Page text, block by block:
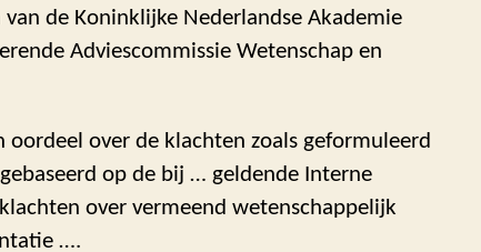
de Koninklijke Nederlandse Akademie
Adviescommissie Wetenschap en
oordeel over de klachten zoals geformuleerd
op de bij … geldende Interne
over vermeend wetenschappelijk
….